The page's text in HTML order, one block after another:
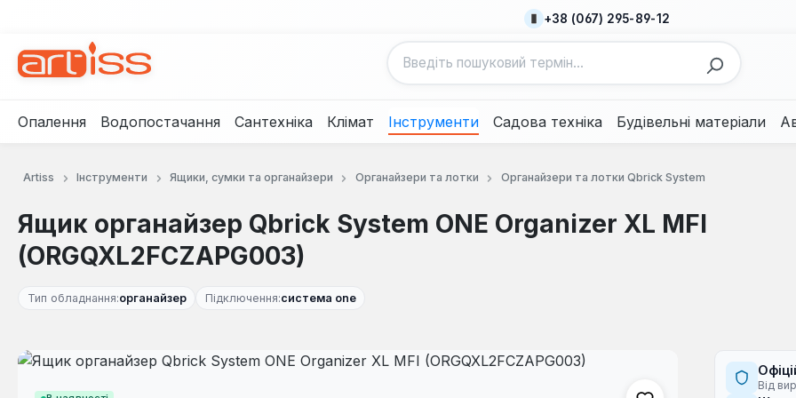
+38 (067) 295-89-12
Опалення Водопостачання Сантехніка Клімат Інструменти Садова техніка Будівельні матеріали
Artiss Інструменти Ящики, сумки та органайзери Органайзери та лотки Органайзери та лотки Qbrick System
Ящик органайзер Qbrick System ONE Organizer XL MFI
(ORGQXL2FCZAPG003)
Тип обладнання:органайзер Підключення:система one
Пропустити галерею зображень
Від